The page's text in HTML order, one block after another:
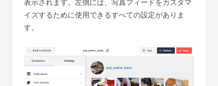
表示されます。左側には、写真フィードをカスタマ
イズするために使用できるすべての設定がありま
す。